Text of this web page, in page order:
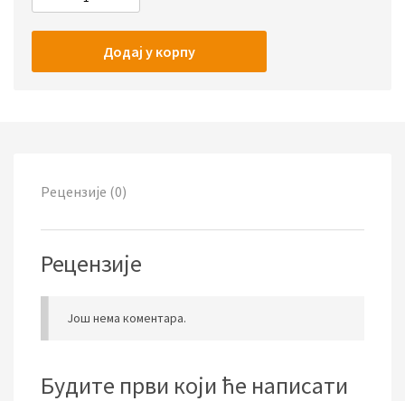
Додај у корпу
Рецензије (0)
Рецензије
Још нема коментара.
Будите први који ће написати